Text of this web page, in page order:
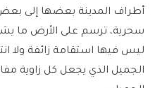
أطراف المدينة بعضها إلى
سحرية، ترسم على الأرض ما
ليس فيها استقامة زائفة ولا
الجميل الذي يجعل كل زاوية